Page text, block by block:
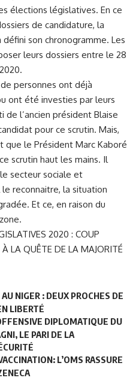
élections législatives. En ce
de candidature, la
son chronogramme. Les
leurs dossiers entre le 28
personnes ont déjà
ont été investies par leurs
l’ancien président Blaise
pour ce scrutin. Mais,
que le Président Marc Kaboré
scrutin haut les mains. Il
secteur sociale et
reconnaitre, la situation
Et ce, en raison du
2020 : COUP
LA QUÊTE DE LA MAJORITÉ
NIGER : DEUX PROCHES DE
LIBERTÉ
DIPLOMATIQUE DU
LE PARI DE LA
L’OMS RASSURE